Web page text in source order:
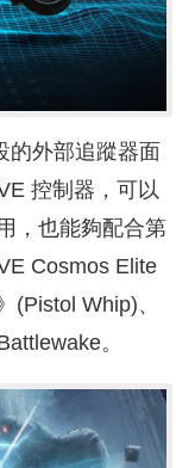
的外部追蹤器面
控制器，可以
，也能夠配合第
Cosmos Elite
(Pistol Whip)、
。